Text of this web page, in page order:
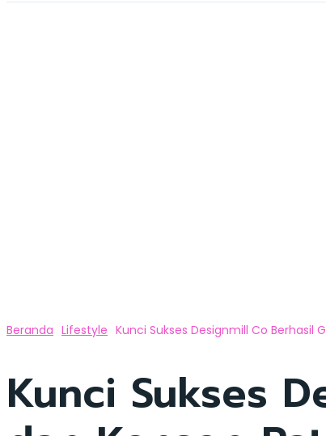
Beranda Lifestyle Kunci Sukses Designmill Co Berhasil
Kunci Sukses